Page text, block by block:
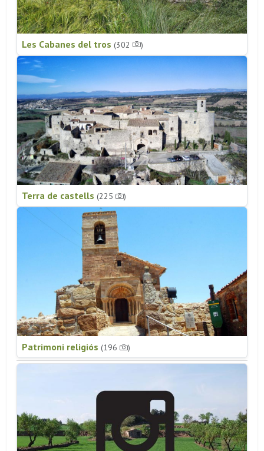
Les Cabanes del tros (302 )
Terra de castells (225 )
Patrimoni religiós (196 )